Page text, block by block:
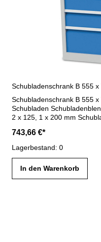
Schubladenschrank B 555
Schubladen Schubladenblendenhöhe(n) in mm:2 x 75, 1 x 100,
2 x 125, 1 x 200 mm
mm Blendenhöhe - 70 kg
Blendenhöhe - 100 kg Tragkraft Maße : B 555 x T 736 x
mm Gehäuse lichtgrau
743,66 €*
Lagerbestand: 0
In den Warenkorb